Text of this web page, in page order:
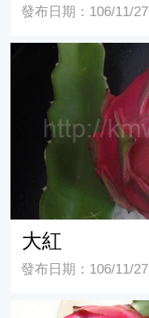
發布日期：106/11/27
大紅
發布日期：106/11/27
昕運1號─蜜寶